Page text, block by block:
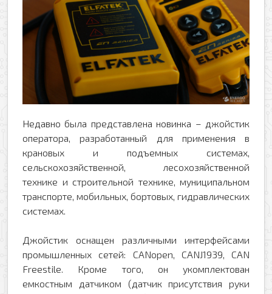
Недавно была представлена новинка – джойстик
оператора, разработанный для применения в
крановых и подъемных системах,
сельскохозяйственной, лесохозяйственной
технике и строительной технике, муниципальном
транспорте, мобильных, бортовых, гидравлических
системах.
Джойстик оснащен различными интерфейсами
промышленных сетей: CANopen, CANJ1939, CAN
Freestile. Кроме того, он укомплектован
емкостным датчиком (датчик присутствия руки
Ваше имя
Оформить заявку
Ваше имя
Ваш телефон